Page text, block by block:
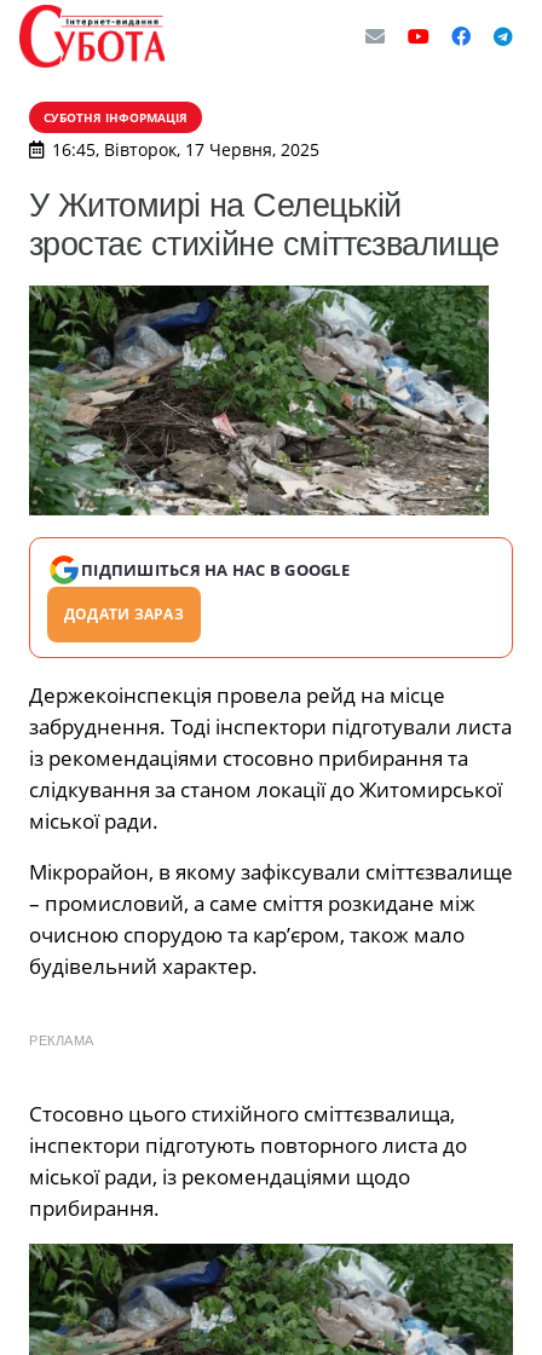
СУБОТНЯ ІНФОРМАЦІЯ
16:45, Вівторок, 17 Червня, 2025
У Житомирі на Селецькій
зростає стихійне сміттєзвалище
ПІДПИШІТЬСЯ НА НАС В GOOGLE
ДОДАТИ ЗАРАЗ
Держекоінспекція провела рейд на місце
забруднення. Тоді інспектори підготували листа
із рекомендаціями стосовно прибирання та
слідкування за станом локації до Житомирської
міської ради.
Мікрорайон, в якому зафіксували сміттєзвалище
– промисловий, а саме сміття розкидане між
очисною спорудою та кар’єром, також мало
будівельний характер.
РЕКЛАМА
Стосовно цього стихійного сміттєзвалища,
інспектори підготують повторного листа до
міської ради, із рекомендаціями щодо
прибирання.